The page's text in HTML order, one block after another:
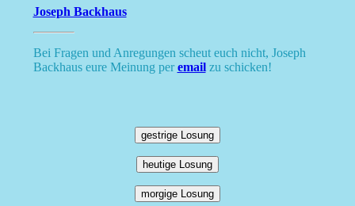
Joseph Backhaus
Bei Fragen und Anregungen scheut euch nicht, Joseph
Backhaus eure Meinung peremailzu schicken!
gestrige Losung
heutige Losung
morgige Losung